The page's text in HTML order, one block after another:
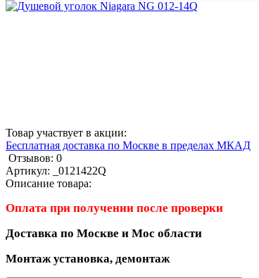
Товар участвует в акции:
Бесплатная доставка по Москве в пределах МКАД
Отзывов: 0
Артикул:
_0121422Q
Описание товара:
Оплата при получении после проверки
Доставка по Москве и Мос области
Монтаж установка, демонтаж